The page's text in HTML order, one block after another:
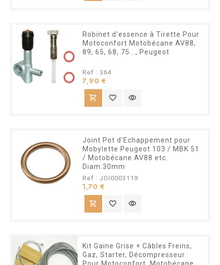
Robinet d'essence à Tirette Pour
Motoconfort Motobécane AV88,
89, 65, 68, 75..., Peugeot
Ref : 364
7,90 €
shopping_cart favorite_border visibility
Joint Pot d'Echappement pour
Mobylette Peugeot 103 / MBK 51
/ Motobécane AV88 etc.
Diam.30mm
Ref : JOI0003119
1,70 €
shopping_cart favorite_border visibility
Kit Gaine Grise + Câbles Freins,
Gaz, Starter, Décompresseur